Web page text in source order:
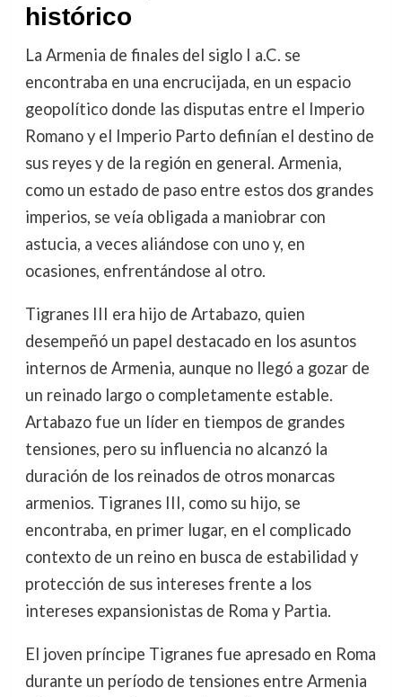
histórico
La Armenia de finales del siglo I a.C. se
encontraba en una encrucijada, en un espacio
geopolítico donde las disputas entre el Imperio
Romano y el Imperio Parto definían el destino de
sus reyes y de la región en general. Armenia,
como un estado de paso entre estos dos grandes
imperios, se veía obligada a maniobrar con
astucia, a veces aliándose con uno y, en
ocasiones, enfrentándose al otro.
Tigranes III era hijo de Artabazo, quien
desempeñó un papel destacado en los asuntos
internos de Armenia, aunque no llegó a gozar de
un reinado largo o completamente estable.
Artabazo fue un líder en tiempos de grandes
tensiones, pero su influencia no alcanzó la
duración de los reinados de otros monarcas
armenios. Tigranes III, como su hijo, se
encontraba, en primer lugar, en el complicado
contexto de un reino en busca de estabilidad y
protección de sus intereses frente a los
intereses expansionistas de Roma y Partia.
El joven príncipe Tigranes fue apresado en Roma
durante un período de tensiones entre Armenia